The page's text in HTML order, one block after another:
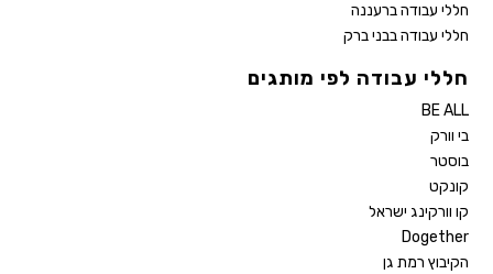
חללי עבודה ברעננה
חללי עבודה בבני ברק
חללי עבודה לפי מותגים
BE ALL
בי וורק
בוסטר
קונקט
קו וורקינג ישראל
Dogether
הקיבוץ רמת גן